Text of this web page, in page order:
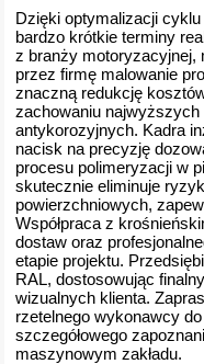
Dzięki optymalizacji
bardzo krótkie terminy
z branży motoryzacyjnej,
przez firmę malowanie
znaczną redukcję
zachowaniu
antykorozyjnych. Kadra
nacisk na precyzję
procesu polimeryzacji w
skutecznie eliminuje
powierzchniowych,
Współpraca z
dostaw oraz
etapie projektu.
RAL, dostosowując
wizualnych klienta.
rzetelnego wykonawcy
szczegółowego
maszynowym zakładu.